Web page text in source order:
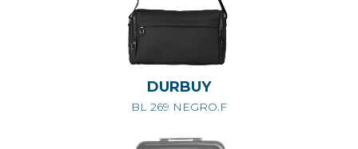
DURBUY
BL 269 NEGRO.F